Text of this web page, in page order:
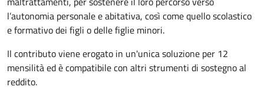
l’autonomia personale e abitativa, così come quello scolastico
e formativo dei figli o delle figlie minori.
Il contributo viene erogato in un'unica soluzione per 12
mensilità ed è compatibile con altri strumenti di sostegno al
reddito.